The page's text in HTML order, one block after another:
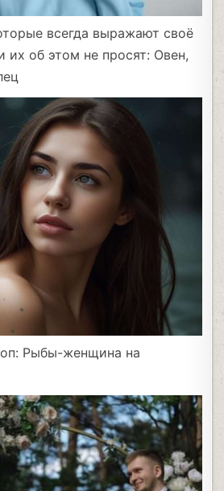
всегда выражают своё
их об этом не просят: Овен,
Рыбы-женщина на